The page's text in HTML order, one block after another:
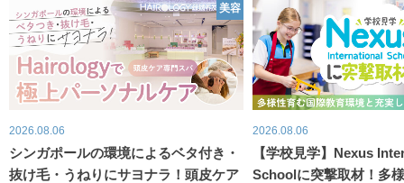
美容
2026.08.06
シンガポールの環境によるベタ付き・
抜け毛・うねりにサヨナラ！頭皮ケア
2026.08.06
【学校見学】Nexus
Schoolに突撃取材！多